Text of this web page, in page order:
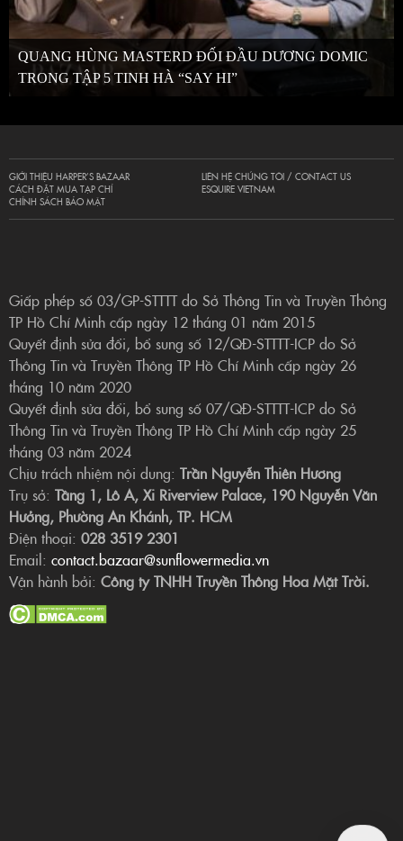
QUANG HÙNG MASTERD ĐỐI ĐẦU DƯƠNG DOMIC
TRONG TẬP 5 TINH HÀ “SAY HI”
GIỚI THIỆU HARPER’S BAZAAR
CÁCH ĐẶT MUA TẠP CHÍ
CHÍNH SÁCH BẢO MẬT
LIÊN HỆ CHÚNG TÔI / CONTACT US
ESQUIRE VIETNAM
Giấp phép số 03/GP-STTTT do Sở Thông Tin và Truyền Thông
TP Hồ Chí Minh cấp ngày 12 tháng 01 năm 2015
Quyết định sửa đổi, bổ sung số 12/QĐ-STTTT-ICP do Sở
Thông Tin và Truyền Thông TP Hồ Chí Minh cấp ngày 26
tháng 10 năm 2020
Quyết định sửa đổi, bổ sung số 07/QĐ-STTTT-ICP do Sở
Thông Tin và Truyền Thông TP Hồ Chí Minh cấp ngày 25
tháng 03 năm 2024
Chịu trách nhiệm nội dung: Trần Nguyễn Thiên Hương
Trụ sở: Tầng 1, Lô A, Xi Riverview Palace, 190 Nguyễn Văn
Hưởng, Phường An Khánh, TP. HCM
Điện thoại: 028 3519 2301
Email: contact.bazaar@sunflowermedia.vn
Vận hành bởi: Công ty TNHH Truyền Thông Hoa Mặt Trời.